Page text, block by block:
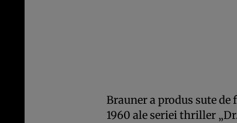
Brauner a produs sute
1960 ale seriei thriller